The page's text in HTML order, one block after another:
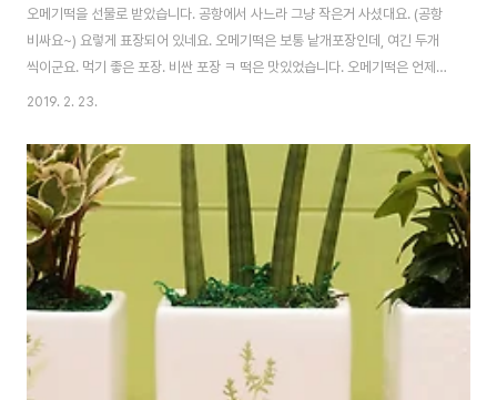
오메기떡을 선물로 받았습니다. 공항에서 사느라 그냥 작은거 사셨대요. (공항
비싸요~) 요렇게 표장되어 있네요. 오메기떡은 보통 낱개포장인데, 여긴 두개
씩이군요. 먹기 좋은 포장. 비싼 포장 ㅋ 떡은 맛있었습니다. 오메기떡은 언제나
맛있죠. ^^)b
2019. 2. 23.